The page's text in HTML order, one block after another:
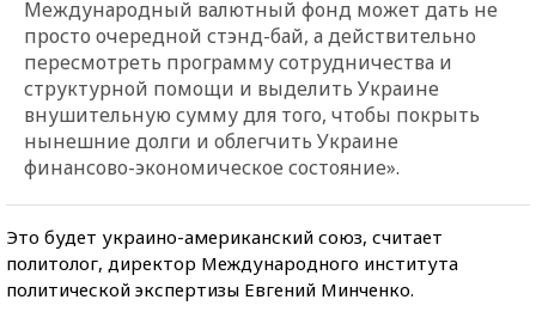
Международный валютный фонд может дать не
просто очередной стэнд-бай, а действительно
пересмотреть программу сотрудничества и
структурной помощи и выделить Украине
внушительную сумму для того, чтобы покрыть
нынешние долги и облегчить Украине
финансово-экономическое состояние».
Это будет украино-американский союз, считает
политолог, директор Международного института
политической экспертизы Евгений Минченко.